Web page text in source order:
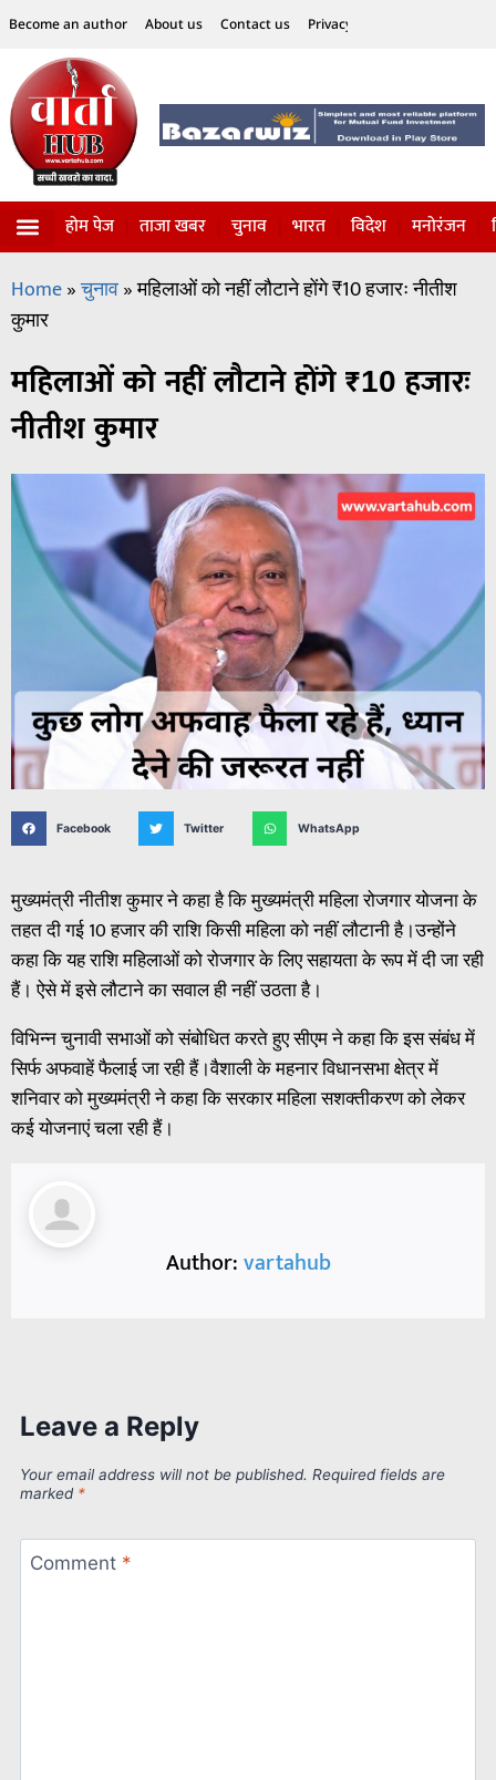
Become an author About us Contact us Privacy Policy
होम पेज ताजा खबर चुनाव भारत विदेश मनोरंजन
Home»चुनाव»महिलाओं को नहीं लौटाने होंगे ₹10 हजारः नीतीश
कुमार
महिलाओं को नहीं लौटाने होंगे ₹10 हजारः
नीतीश कुमार
Facebook Twitter WhatsApp
मुख्यमंत्री नीतीश कुमार ने कहा है कि मुख्यमंत्री महिला रोजगार योजना के
तहत दी गई 10 हजार की राशि किसी महिला को नहीं लौटानी है।उन्होंने
कहा कि यह राशि महिलाओं को रोजगार के लिए सहायता के रूप में दी जा रही
हैं। ऐसे में इसे लौटाने का सवाल ही नहीं उठता है।
विभिन्न चुनावी सभाओं को संबोधित करते हुए सीएम ने कहा कि इस संबंध में
सिर्फ अफवाहें फैलाई जा रही हैं।वैशाली के महनार विधानसभा क्षेत्र में
शनिवार को मुख्यमंत्री ने कहा कि सरकार महिला सशक्तीकरण को लेकर
कई योजनाएं चला रही हैं।
Author:vartahub
Leave a Reply
Your email address will not be published. Required fields are
marked *
Comment *